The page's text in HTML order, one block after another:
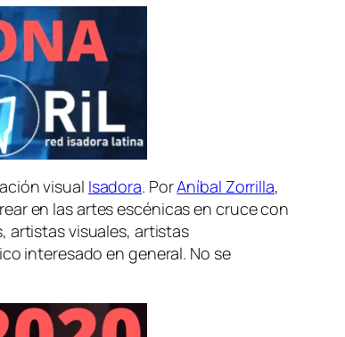
visual Isadora. PorAníbal Zorrilla,
en las artes escénicas en cruce con
artistas visuales, artistas
interesado en general. No se